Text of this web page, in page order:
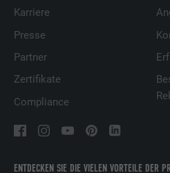
ENTDECKEN SIE DIE VIELEN VORTEILE DER
Karriere
Presse
Partner
Zertifikate
Compliance